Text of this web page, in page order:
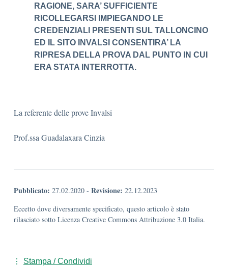
RAGIONE, SARA’ SUFFICIENTE
RICOLLEGARSI IMPIEGANDO LE
CREDENZIALI PRESENTI SUL TALLONCINO
ED IL SITO INVALSI CONSENTIRA’ LA
RIPRESA DELLA PROVA DAL PUNTO IN CUI
ERA STATA INTERROTTA.
La referente delle prove Invalsi
Prof.ssa Guadalaxara Cinzia
Pubblicato: 27.02.2020 - Revisione: 22.12.2023
Eccetto dove diversamente specificato, questo articolo è stato
rilasciato sotto Licenza Creative Commons Attribuzione 3.0 Italia.
Stampa / Condividi